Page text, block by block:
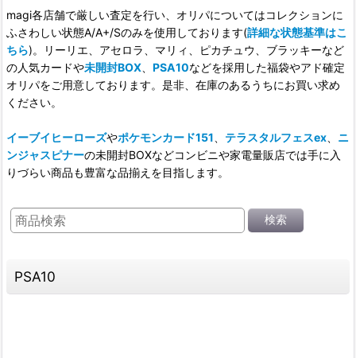
magi各店舗で厳しい査定を行い、オリパについてはコレクションに
ふさわしい状態A/A+/Sのみを使用しております(詳細な状態基準はこ
ちら)。リーリエ、アセロラ、マリィ、ピカチュウ、ブラッキーなど
の人気カードや未開封BOX、 PSA10などを採用した福袋やアド確定
オリパをご用意しております。是非、在庫のあるうちにお買い求め
ください。
イーブイヒーローズやポケモンカード151、 テラスタルフェスex、 ニ
ンジャスピナーの未開封BOXなどコンビニや家電量販店では手に入
りづらい商品も豊富な品揃えを目指します。
検索
PSA10